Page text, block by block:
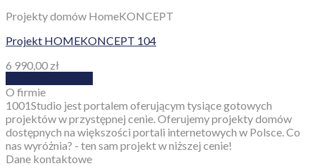
Projekty domów HomeKONCEPT
Projekt HOMEKONCEPT 104
6 990,00 zł
O firmie
1001Studio jest portalem oferującym tysiące gotowych
projektów w przystępnej cenie. Oferujemy projekty domów
dostępnych na większości portali internetowych w Polsce. Co
nas wyróżnia? - ten sam projekt w niższej cenie!
Dane kontaktowe